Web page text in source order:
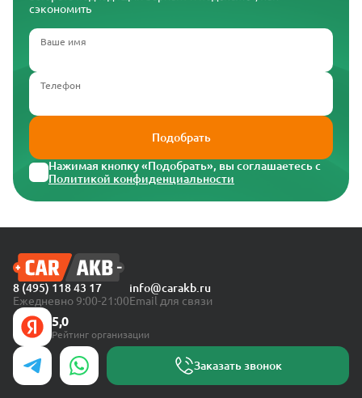
сэкономить
Ваше имя
Телефон
Подобрать
Нажимая кнопку «Подобрать», вы соглашаетесь с
Политикой конфиденциальности
8 (495) 118 43 17
Ежедневно 9:00-21:00
info@carakb.ru
Email для связи
5,0
Рейтинг организации
Заказать звонок